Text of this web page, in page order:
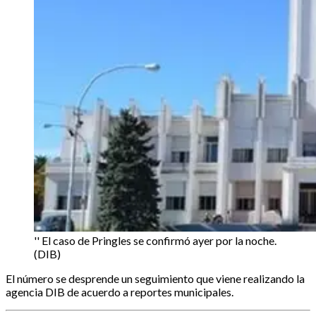
'' El caso de Pringles se confirmó ayer por la noche.
(DIB)
El número se desprende un seguimiento que viene realizando la
agencia DIB de acuerdo a reportes municipales.